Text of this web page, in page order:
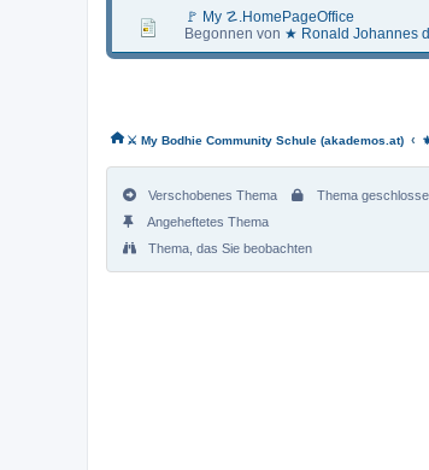
🚩 My ☡.HomePageOffice
Begonnen von ★ Ronald Johannes
⚔ My Bodhie Community Schule (akademos.at) ‹
Verschobenes Thema
Thema
Angeheftetes Thema
Thema, das Sie beobachten